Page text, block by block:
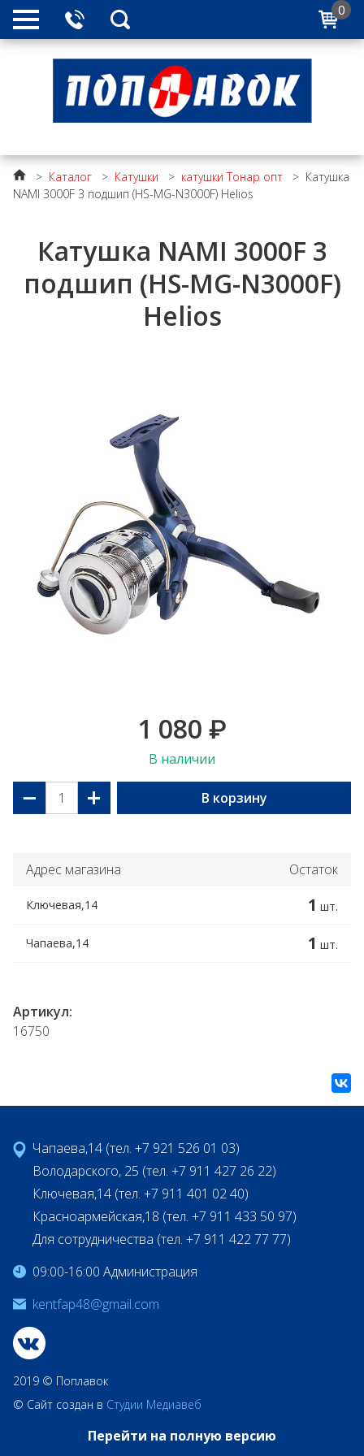
0
> Каталог > Катушки > катушки Тонар опт > Катушка
NAMI 3000F 3 подшип (HS-MG-N3000F) Helios
Катушка NAMI 3000F 3
подшип (HS-MG-N3000F)
Helios
1 080 ₽
В наличии
− + В корзину
Адрес магазина Остаток
Ключевая,14 1 шт.
Чапаева,14 1 шт.
Артикул:
16750
Чапаева,14 (тел. +7 921 526 01 03)
Володарского, 25 (тел. +7 911 427 26 22)
Ключевая,14 (тел. +7 911 401 02 40)
Красноармейская,18 (тел. +7 911 433 50 97)
Для сотрудничества (тел. +7 911 422 77 77)
09:00-16:00 Администрация
kentfap48@gmail.com
2019 © Поплавок
© Сайт создан в Студии Медиавеб
Перейти на полную версию